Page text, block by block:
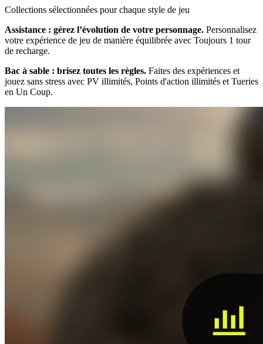
Collections sélectionnées pour chaque style de jeu
Assistance : gérez l’évolution de votre personnage. Personnalisez
votre expérience de jeu de manière équilibrée avec Toujours 1 tour
de recharge.
Bac à sable : brisez toutes les règles. Faites des expériences et
jouez sans stress avec PV illimités, Points d'action illimités et Tueries
en Un Coup.